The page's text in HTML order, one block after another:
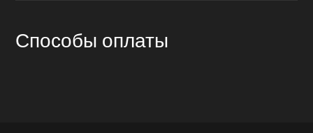
Способы оплаты